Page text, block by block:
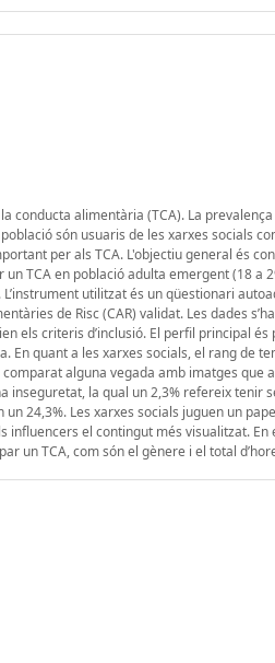
alimentària (TCA). La prevalença
són usuaris de les xarxes socials
per als TCA. L'objectiu general és
TCA en població adulta emergent (18 a
utilitzat és un qüestionari
de Risc (CAR) validat. Les dades
els criteris d’inclusió. El perfil principal
quant a les xarxes socials, el rang de
alguna vegada amb imatges que
la qual un 2,3% refereix tenir
24,3%. Les xarxes socials juguen un
el contingut més visualitzat. En
TCA, com són el gènere i el total